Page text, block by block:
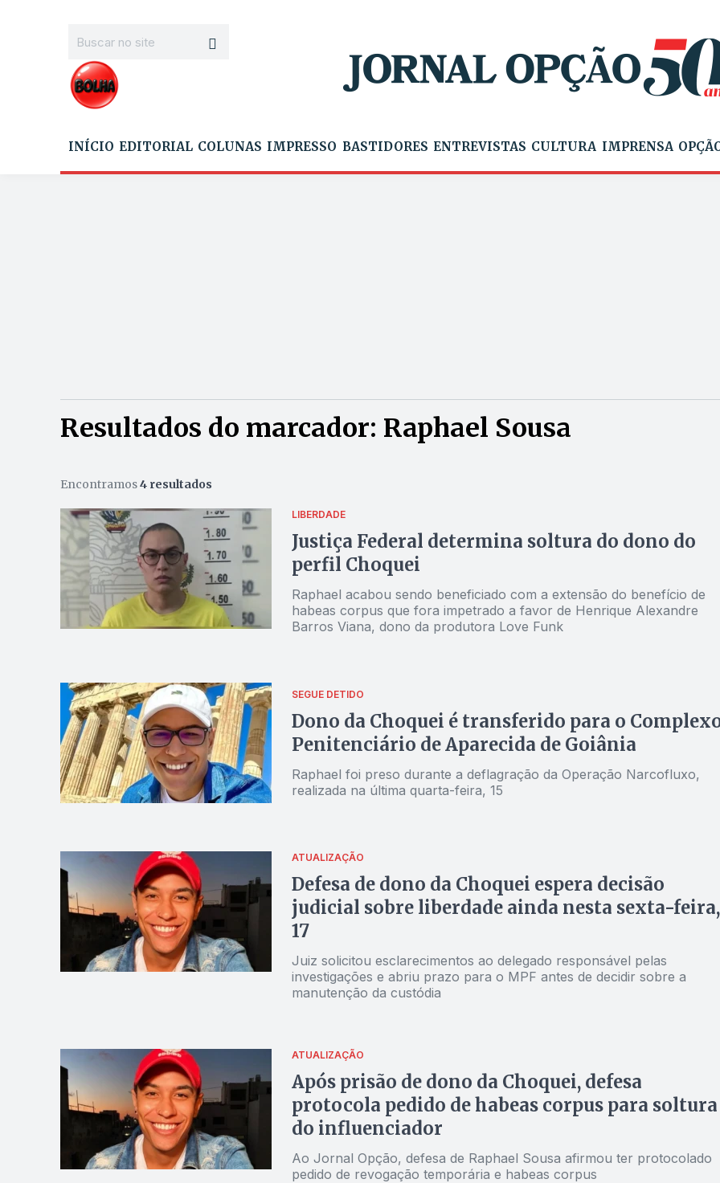
INÍCIO EDITORIAL COLUNAS IMPRESSO BASTIDORES ENTREVISTAS CULTURA IMPRENSA
Resultados do marcador: Raphael Sousa
Encontramos4 resultados
LIBERDADE
Justiça Federal determina soltura do dono do
perfil Choquei
Raphael acabou sendo beneficiado com a extensão do benefício de
habeas corpus que fora impetrado a favor de Henrique Alexandre
Barros Viana, dono da produtora Love Funk
SEGUE DETIDO
Dono da Choquei é transferido para o
Penitenciário de Aparecida de Goiânia
Raphael foi preso durante a deflagração da Operação Narcofluxo,
realizada na última quarta-feira, 15
ATUALIZAÇÃO
Defesa de dono da Choquei espera decisão
judicial sobre liberdade ainda nesta sexta-feira,
17
Juiz solicitou esclarecimentos ao delegado responsável pelas
investigações e abriu prazo para o MPF antes de decidir sobre a
manutenção da custódia
ATUALIZAÇÃO
Após prisão de dono da Choquei, defesa
protocola pedido de habeas corpus para soltura
do influenciador
Ao Jornal Opção, defesa de Raphael Sousa afirmou ter protocolado
pedido de revogação temporária e habeas corpus